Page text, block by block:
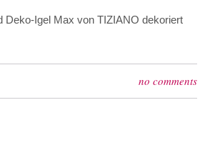
Deko-Igel Max von TIZIANO dekoriert
no comments